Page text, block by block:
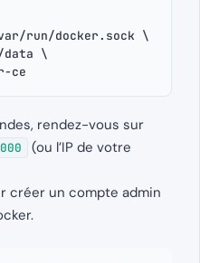
run/docker.sock \
data \
ce
rendez-vous sur
(ou l’IP de votre
créer un compte admin